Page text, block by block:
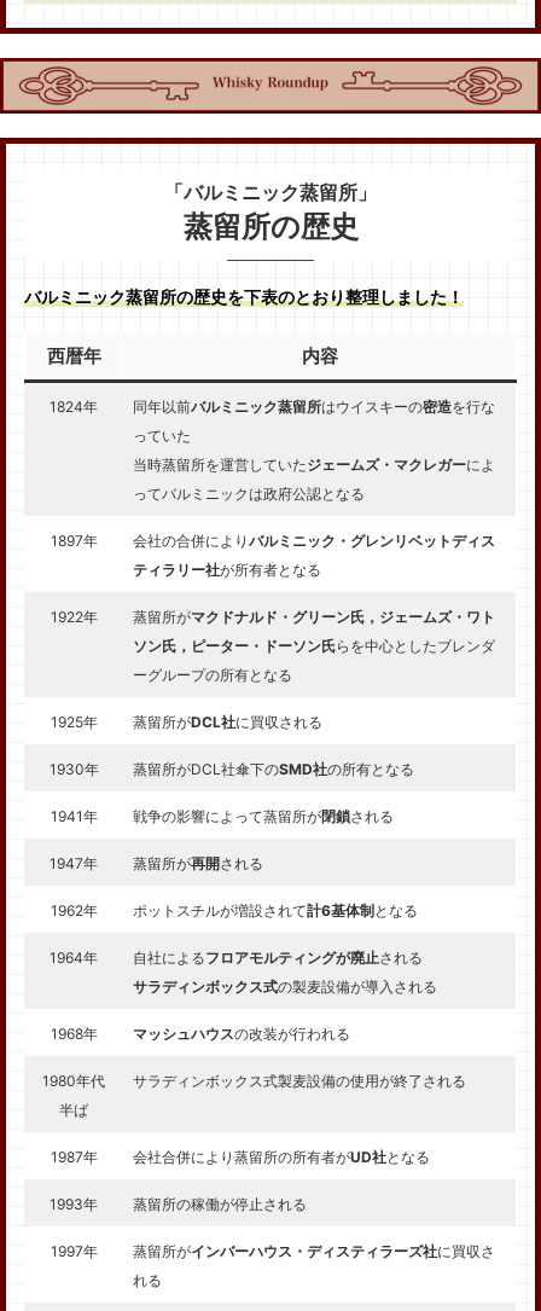
「バルミニック蒸留所」
蒸留所の歴史
バルミニック蒸留所の歴史を下表のとおり整理しました！
西暦年 内容
1824年 同年以前バルミニック蒸留所はウイスキーの密造を行な
っていた
当時蒸留所を運営していたジェームズ・マクレガーによ
ってバルミニックは政府公認となる
1897年 会社の合併により バルミニック・グレンリベットディス
ティラリー社が所有者となる
1922年 蒸留所がマクドナルド・グリーン氏，ジェームズ・ワト
ソン氏，ピーター・ドーソン氏らを中心としたブレンダ
ーグループの所有となる
1925年 蒸留所がDCL社に買収される
1930年 蒸留所がDCL社傘下のSMD社の所有となる
1941年 戦争の影響によって蒸留所が閉鎖される
1947年 蒸留所が再開される
1962年 ポットスチルが増設されて計6基体制 となる
1964年 自社によるフロアモルティングが廃止される
サラディンボックス式の製麦設備が導入される
1968年 マッシュハウスの改装が行われる
1980年代
半ば
サラディンボックス式製麦設備の使用が終了される
1987年 会社合併により蒸留所の所有者がUD社となる
1993年 蒸留所の稼働が停止される
1997年 蒸留所がインバーハウス・ディスティラーズ社に買収さ
れる